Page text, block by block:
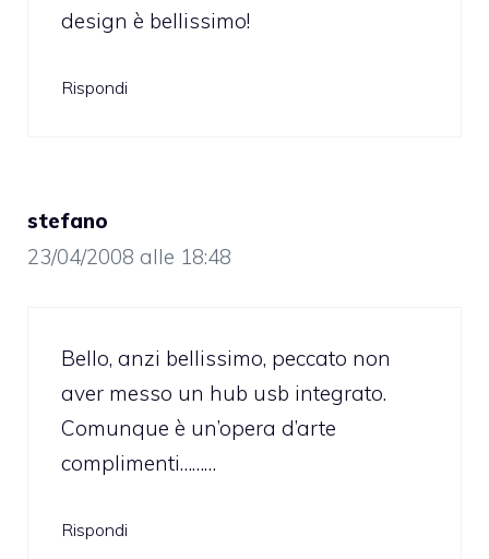
design è bellissimo!
Rispondi
stefano
23/04/2008 alle 18:48
Bello, anzi bellissimo, peccato non
aver messo un hub usb integrato.
Comunque è un’opera d’arte
complimenti………
Rispondi